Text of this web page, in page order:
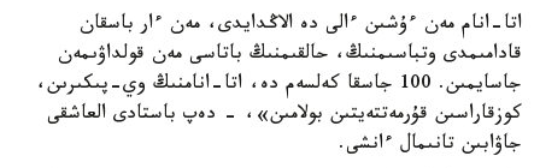
اتا-انام مەن ءۇشىن ءالى دە الاڭدايدى، مەن ءار باسقان
قادامىمدى وتباسىمنىڭ، حالقىمنىڭ باتاسى مەن قولداۋىمەن
جاسايمىن. 100 جاسقا كەلسەم دە، اتا-انامنىڭ وي-پىكىرىن،
كوزقاراسىن قۇرمەتتەيتىن بولامىن»، - دەپ باستادى العاشقى
جاۋابىن تانىمال ءانشى.